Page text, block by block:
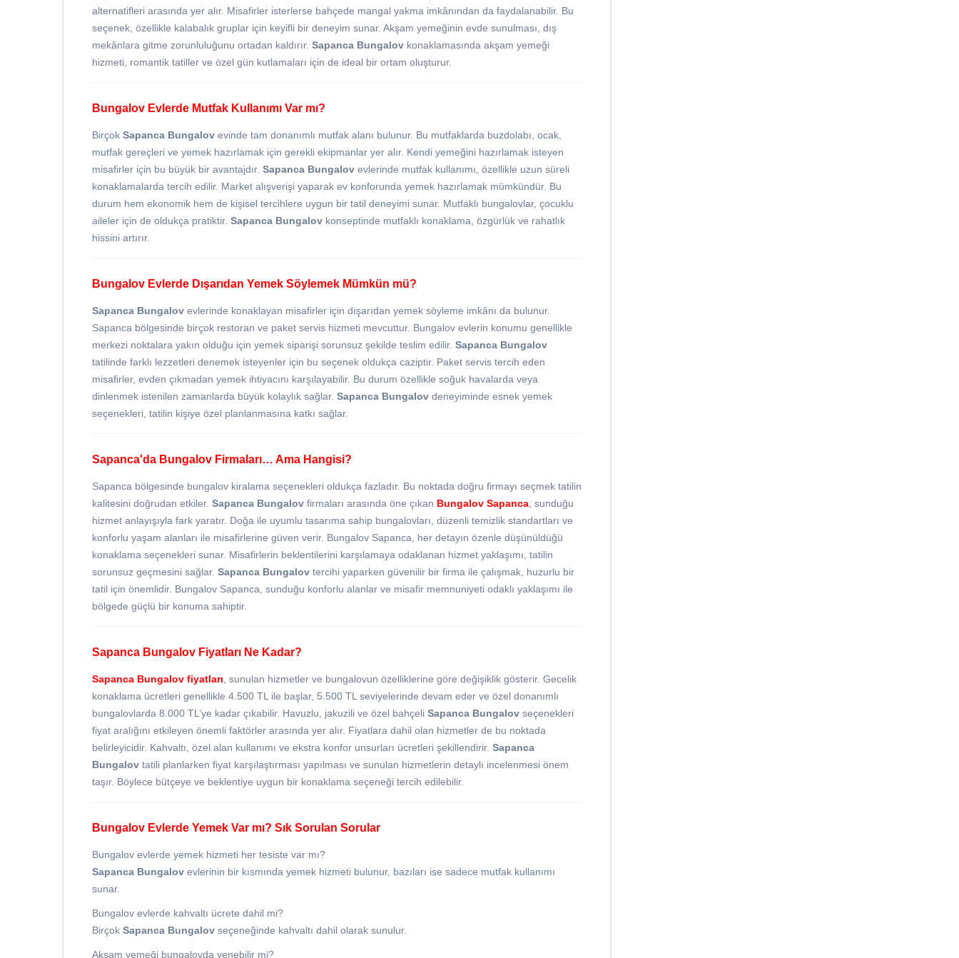
alternatifleri arasında yer alır. Misafirler isterlerse bahçede mangal yakma imkânından da faydalanabilir. Bu
seçenek, özellikle kalabalık gruplar için keyifli bir deneyim sunar. Akşam yemeğinin evde sunulması, dış
mekânlara gitme zorunluluğunu ortadan kaldırır. Sapanca Bungalov konaklamasında akşam yemeği
hizmeti, romantik tatiller ve özel gün kutlamaları için de ideal bir ortam oluşturur.
Bungalov Evlerde Mutfak Kullanımı Var mı?
Birçok Sapanca Bungalov evinde tam donanımlı mutfak alanı bulunur. Bu mutfaklarda buzdolabı, ocak,
mutfak gereçleri ve yemek hazırlamak için gerekli ekipmanlar yer alır. Kendi yemeğini hazırlamak isteyen
misafirler için bu büyük bir avantajdır. Sapanca Bungalov evlerinde mutfak kullanımı, özellikle uzun süreli
konaklamalarda tercih edilir. Market alışverişi yaparak ev konforunda yemek hazırlamak mümkündür. Bu
durum hem ekonomik hem de kişisel tercihlere uygun bir tatil deneyimi sunar. Mutfaklı bungalovlar, çocuklu
aileler için de oldukça pratiktir. Sapanca Bungalov konseptinde mutfaklı konaklama, özgürlük ve rahatlık
hissini artırır.
Bungalov Evlerde Dışarıdan Yemek Söylemek Mümkün mü?
Sapanca Bungalov evlerinde konaklayan misafirler için dışarıdan yemek söyleme imkânı da bulunur.
Sapanca bölgesinde birçok restoran ve paket servis hizmeti mevcuttur. Bungalov evlerin konumu genellikle
merkezi noktalara yakın olduğu için yemek siparişi sorunsuz şekilde teslim edilir. Sapanca Bungalov
tatilinde farklı lezzetleri denemek isteyenler için bu seçenek oldukça caziptir. Paket servis tercih eden
misafirler, evden çıkmadan yemek ihtiyacını karşılayabilir. Bu durum özellikle soğuk havalarda veya
dinlenmek istenilen zamanlarda büyük kolaylık sağlar. Sapanca Bungalov deneyiminde esnek yemek
seçenekleri, tatilin kişiye özel planlanmasına katkı sağlar.
Sapanca'da Bungalov Firmaları… Ama Hangisi?
Sapanca bölgesinde bungalov kiralama seçenekleri oldukça fazladır. Bu noktada doğru firmayı seçmek tatilin
kalitesini doğrudan etkiler. Sapanca Bungalov firmaları arasında öne çıkan Bungalov Sapanca , sunduğu
hizmet anlayışıyla fark yaratır. Doğa ile uyumlu tasarıma sahip bungalovları, düzenli temizlik standartları ve
konforlu yaşam alanları ile misafirlerine güven verir. Bungalov Sapanca, her detayın özenle düşünüldüğü
konaklama seçenekleri sunar. Misafirlerin beklentilerini karşılamaya odaklanan hizmet yaklaşımı, tatilin
sorunsuz geçmesini sağlar. Sapanca Bungalov tercihi yaparken güvenilir bir firma ile çalışmak, huzurlu bir
tatil için önemlidir. Bungalov Sapanca, sunduğu konforlu alanlar ve misafir memnuniyeti odaklı yaklaşımı ile
bölgede güçlü bir konuma sahiptir.
Sapanca Bungalov Fiyatları Ne Kadar?
Sapanca Bungalov fiyatları , sunulan hizmetler ve bungalovun özelliklerine göre değişiklik gösterir. Gecelik
konaklama ücretleri genellikle 4.500 TL ile başlar, 5.500 TL seviyelerinde devam eder ve özel donanımlı
bungalovlarda 8.000 TL’ye kadar çıkabilir. Havuzlu, jakuzili ve özel bahçeli Sapanca Bungalov seçenekleri
fiyat aralığını etkileyen önemli faktörler arasında yer alır. Fiyatlara dahil olan hizmetler de bu noktada
belirleyicidir. Kahvaltı, özel alan kullanımı ve ekstra konfor unsurları ücretleri şekillendirir. Sapanca
Bungalov tatili planlarken fiyat karşılaştırması yapılması ve sunulan hizmetlerin detaylı incelenmesi önem
taşır. Böylece bütçeye ve beklentiye uygun bir konaklama seçeneği tercih edilebilir.
Bungalov Evlerde Yemek Var mı? Sık Sorulan Sorular
Bungalov evlerde yemek hizmeti her tesiste var mı?
Sapanca Bungalov evlerinin bir kısmında yemek hizmeti bulunur, bazıları ise sadece mutfak kullanımı
sunar.
Bungalov evlerde kahvaltı ücrete dahil mi?
Birçok Sapanca Bungalov seçeneğinde kahvaltı dahil olarak sunulur.
Akşam yemeği bungalovda yenebilir mi?